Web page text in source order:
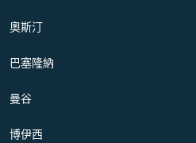
奧斯汀
巴塞隆納
曼谷
博伊西